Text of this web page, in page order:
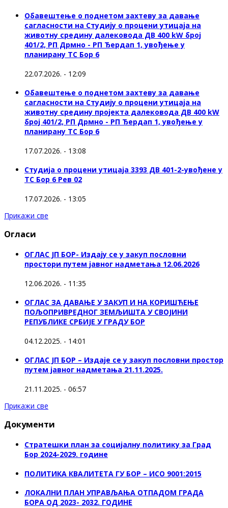
Обавештење о поднетом захтеву за давање
сагласности на Студију о процени утицаја на
животну средину далековода ДВ 400 kW број
401/2, РП Дрмно - РП Ђердап 1, увођење у
планирану ТС Бор 6
22.07.2026. - 12:09
Обавештење о поднетом захтеву за давање
сагласности на Студију о процени утицаја на
животну средину пројекта далековода ДВ 400 kW
број 401/2, РП Дрмно - РП Ђердап 1, увођење у
планирану ТС Бор 6
17.07.2026. - 13:08
Студија о процени утицаја 3393 ДВ 401-2-увођене у
ТС Бор 6 Рев 02
17.07.2026. - 13:05
Прикажи све
Огласи
ОГЛАС ЈП БОР- Издају се у закуп пословни
простори путем јавног надметања 12.06.2026
12.06.2026. - 11:35
ОГЛАС ЗА ДАВАЊЕ У ЗАКУП И НА КОРИШЋЕЊЕ
ПОЉОПРИВРЕДНОГ ЗЕМЉИШТА У СВОЈИНИ
РЕПУБЛИКЕ СРБИЈЕ У ГРАДУ БОР
04.12.2025. - 14:01
ОГЛАС ЈП БОР – Издаје се у закуп пословни простор
путем јавног надметања 21.11.2025.
21.11.2025. - 06:57
Прикажи све
Документи
Стратешки план за социјалну политику за Град
Бор 2024-2029. године
ПОЛИТИКА КВАЛИТЕТА ГУ БОР – ИСО 9001:2015
ЛОКАЛНИ ПЛАН УПРАВЉАЊА ОТПАДОМ ГРАДА
БОРА ОД 2023- 2032. ГОДИНЕ